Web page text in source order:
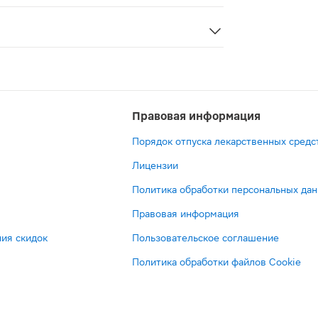
скидок
Правовая информация
Порядок отпуска лекарственных
Лицензии
Политика обработки персональных
Правовая информация
Пользовательское соглашение
Политика обработки файлов Cookie